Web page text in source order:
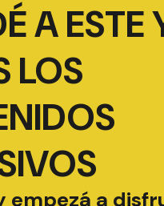
A ESTE
LOS
empezá a